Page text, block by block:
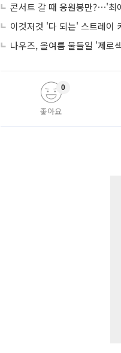
콘서트 갈 때 응원봉만?⋯'최
이것저것 '다 되는' 스트레이
나우즈, 올여름 물들일 '제
좋아요
0